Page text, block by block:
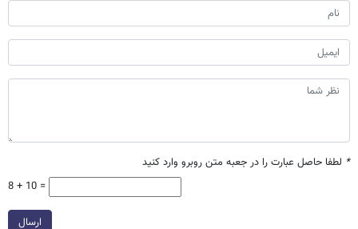
* لطفا حاصل عبارت را در جعبه متن روبرو وارد کنید
8 + 10 =
ارسال